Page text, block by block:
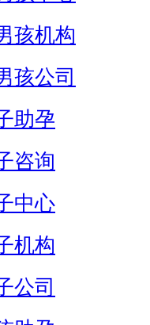
孩机构
孩公司
助孕
咨询
中心
机构
公司